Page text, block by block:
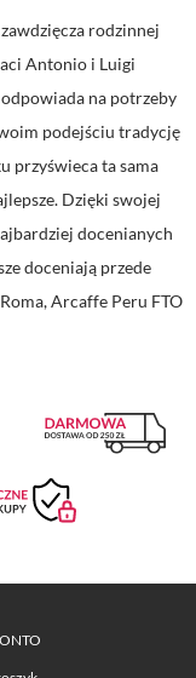
rodzinnej
Antonio i Luigi
na potrzeby
podejściu tradycję
przyświeca ta sama
Dzięki swojej
docenianych
doceniają przede
Arcaffe Peru FTO